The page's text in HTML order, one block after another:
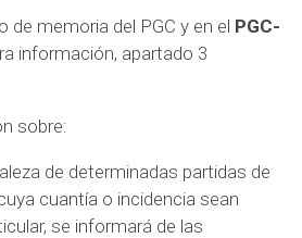
de memoria del PGC y en el PGC-
información, apartado 3
sobre:
de determinadas partidas de
cuantía o incidencia sean
se informará de las